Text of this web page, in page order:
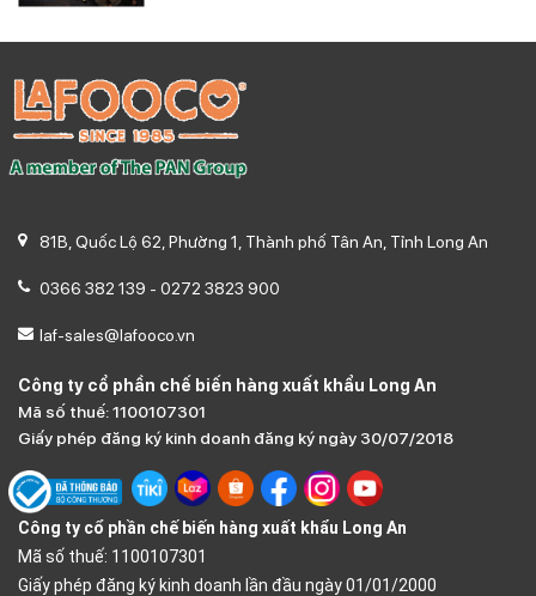
81B, Quốc Lộ 62, Phường 1, Thành phố Tân An, Tỉnh Long An
0366 382 139 - 0272 3823 900
laf-sales@lafooco.vn
Công ty cổ phần chế biến hàng xuất khẩu Long An
Mã số thuế: 1100107301
Giấy phép đăng ký kinh doanh đăng ký ngày 30/07/2018
Công ty cổ phần chế biến hàng xuất khẩu Long An
Mã số thuế: 1100107301
Giấy phép đăng ký kinh doanh lần đầu ngày 01/01/2000